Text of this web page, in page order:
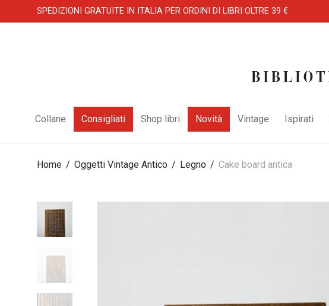
SPEDIZIONI GRATUITE IN ITALIA PER ORDINI DI LIBRI OLTRE 39 €
Collane Consigliati Shop libri Novità Vintage Ispirati
Home / Oggetti Vintage Antico / Legno / Cake board antica